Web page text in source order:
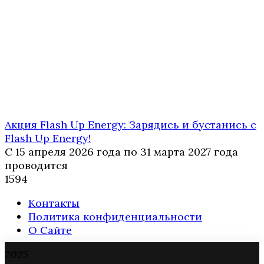
Акция Flash Up Energy: Зарядись и бустанись с
Flash Up Energy!
С 15 апреля 2026 года по 31 марта 2027 года
проводится
1594
Контакты
Политика конфиденциальности
О Сайте